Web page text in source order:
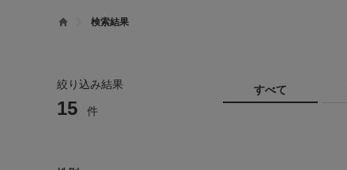
検索結果
絞り込み結果
15 件
すべて